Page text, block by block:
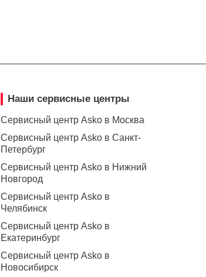
Наши сервисные центры
Сервисный центр Asko в Москва
Сервисный центр Asko в Санкт-
Петербург
Сервисный центр Asko в Нижний
Новгород
Сервисный центр Asko в
Челябинск
Сервисный центр Asko в
Екатеринбург
Сервисный центр Asko в
Новосибирск